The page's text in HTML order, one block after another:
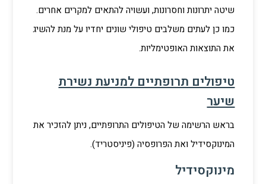
שיטה יתרונות וחסרונות, ועשויה להתאים למקרים אחרים.
כמו כן לעתים משלבים טיפולי שונים יחדיו על מנת להשיג
את התוצאות האופטימליות.
טיפולים תרופתיים למניעת נשירת
שיער
בראש הרשימה של הטיפולים התרופתיים, ניתן להזכיר את
המינוקסידיל ואת הפרופסיה (פיניסטריד).
מינוקסידיל